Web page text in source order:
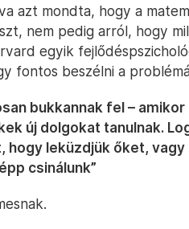
azt mondta, hogy a
nem pedig arról, hogy
egyik
fontos beszélni a
bukkannak fel –
új dolgokat tanulnak.
hogy leküzdjük őket,
csinálunk”